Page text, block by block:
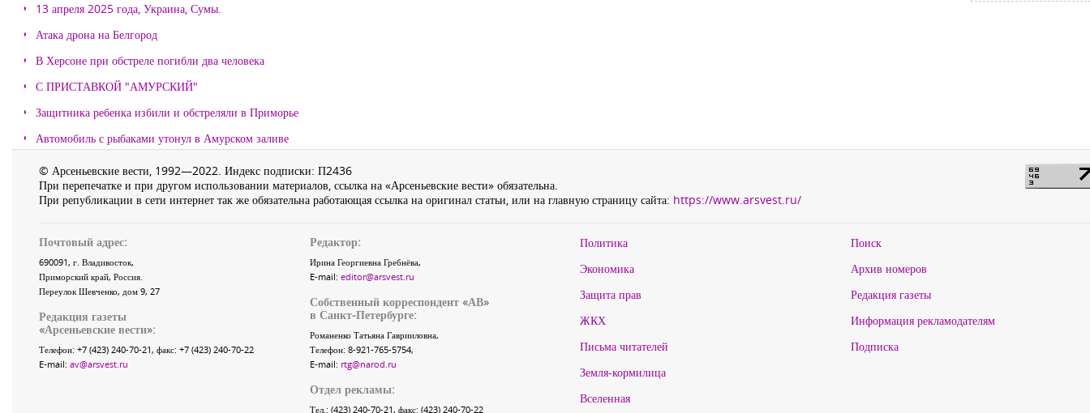
13 апреля 2025 года, Украина, Сумы.
Атака дрона на Белгород
В Херсоне при обстреле погибли два человека
С ПРИСТАВКОЙ "АМУРСКИЙ"
Защитника ребенка избили и обстреляли в Приморье
Автомобиль с рыбаками утонул в Амурском заливе
© Арсеньевские вести, 1992—2022. Индекс подписки: П2436
При перепечатке и при другом использовании материалов, ссылка на «Арсеньевские вести» обязательна.
При републикации в сети интернет так же обязательна работающая ссылка на оригинал статьи, или на главную страницу сайта: https://www.arsvest.ru/
Почтовый адрес:
690091, г. Владивосток,
Приморский край, Россия.
Переулок Шевченко, дом 9, 27
Редакция газеты
«Арсеньевские вести»:
Телефон: +7 (423) 240-70-21, факс: +7 (423) 240-70-22
E-mail: av@arsvest.ru
Редактор:
Ирина Георгиевна Гребнёва,
E-mail: editor@arsvest.ru
Собственный корреспондент «АВ»
в Санкт-Петербурге:
Романенко Татьяна Гаврииловна,
Телефон: 8-921-765-5754,
E-mail: rtg@narod.ru
Отдел рекламы:
Тел.: (423) 240-70-21, факс: (423) 240-70-22
Политика
Экономика
Защита прав
ЖКХ
Письма читателей
Земля-кормилица
Вселенная
Поиск
Архив номеров
Редакция газеты
Информация рекламодателям
Подписка